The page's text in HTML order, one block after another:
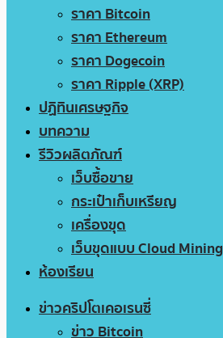
ราคา Bitcoin
ราคา Ethereum
ราคา Dogecoin
ราคา Ripple (XRP)
ปฏิทินเศรษฐกิจ
บทความ
รีวิวผลิตภัณฑ์
เว็บซื้อขาย
กระเป๋าเก็บเหรียญ
เครื่องขุด
เว็บขุดแบบ Cloud Mining
ห้องเรียน
ข่าวคริปโตเคอเรนซี่
ข่าว Bitcoin